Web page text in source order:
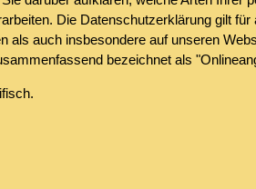
Die Datenschutzerklärung gilt
als auch insbesondere auf unseren
bezeichnet als